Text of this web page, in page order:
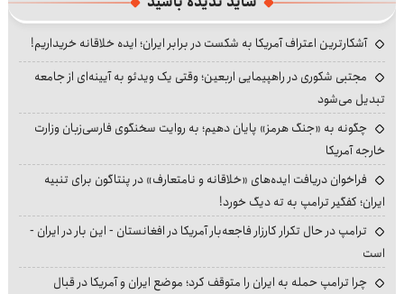
آشکارترین اعتراف آمریکا به شکست در برابر ایران؛ ایده خلاقانه خریداریم!
مجتبی شکوری در راهپیمایی اربعین؛ وقتی یک ویدئو به آیینه‌ای از جامعه
تبدیل می‌شود
چگونه به «جنگ هرمز» پایان دهیم؛ به روایت سخنگوی فارسی‌زبان وزارت
خارجه آمریکا
فراخوان دریافت ایده‌های «خلاقانه و نامتعارف» در پنتاگون برای تنبیه
ایران؛ کفگیر ترامپ به ته دیگ خورد!
ترامپ در حال تکرار کارزار فاجعه‌بار آمریکا در افغانستان - این بار در ایران -
است
چرا ترامپ حمله به ایران را متوقف کرد؛ موضع ایران و آمریکا در قبال